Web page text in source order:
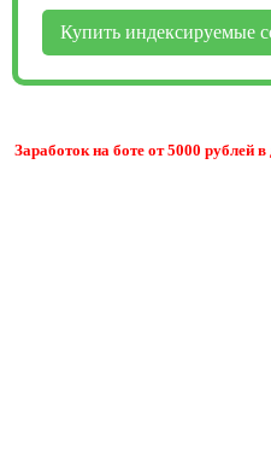
Купить индексируемые
Заработок на боте от 5000 рублей в